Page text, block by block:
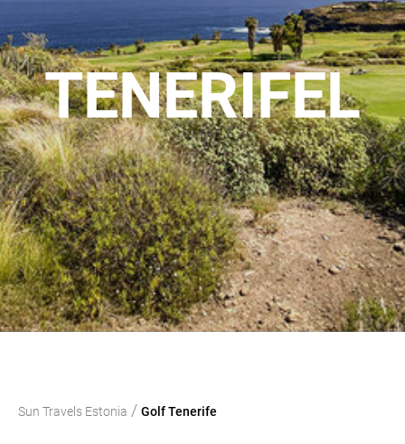
TENERIFEL
Sun Travels Estonia / Golf Tenerife